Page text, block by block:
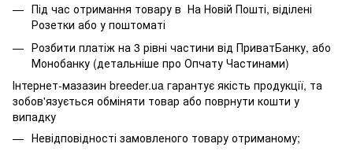
Під час отримання товару в На Новій Пошті, віділені
Розетки або у поштоматі
Розбити платіж на 3 рівні частини від ПриватБанку, або
Монобанку (детальніше про Опчату Частинами)
Інтернет-мазазин breeder.ua гарантує якість продукції, та
зобов'язується обміняти товар або поврнути кошти у
випадку
Невідповідності замовленого товару отриманому;